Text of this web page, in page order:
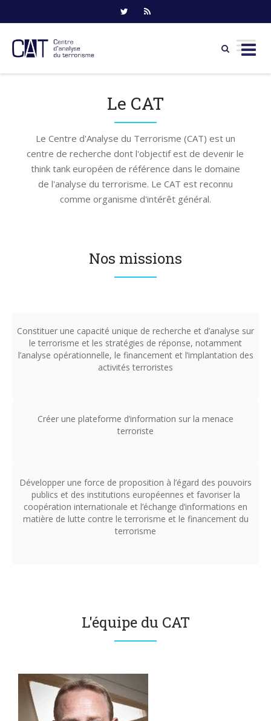
Le CAT
Le Centre d'Analyse du Terrorisme (CAT) est un
centre de recherche dont l'objectif est de devenir le
think tank européen de référence dans le domaine
de l'analyse du terrorisme. Le CAT est reconnu
comme organisme d'intérêt général.
Nos missions
Constituer une capacité unique de recherche et d’analyse sur
le terrorisme et les stratégies de réponse, notamment
l’analyse opérationnelle, le financement et l’implantation des
activités terroristes
Créer une plateforme d’information sur la menace
terroriste
Développer une force de proposition à l’égard des pouvoirs
publics et des institutions européennes et favoriser la
coopération internationale et l’échange d’informations en
matière de lutte contre le terrorisme et le financement du
terrorisme
L'équipe du CAT